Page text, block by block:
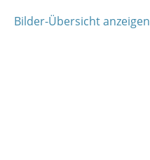
Bilder-Übersicht anzeigen